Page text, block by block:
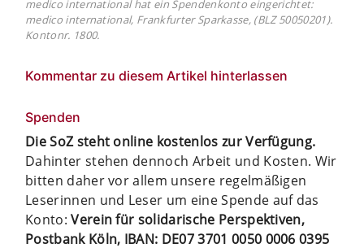
medico international hat ein Spendenkonto eingerichtet:
medico international, Frankfurter Sparkasse, (BLZ 50050201).
Kontonr. 1800.
Kommentar zu diesem Artikel hinterlassen
Spenden
Die SoZ steht online kostenlos zur Verfügung.
Dahinter stehen dennoch Arbeit und Kosten. Wir
bitten daher vor allem unsere regelmäßigen
Leserinnen und Leser um eine Spende auf das
Konto:Verein für solidarische Perspektiven,
Postbank Köln, IBAN: DE07 3701 0050 0006 0395